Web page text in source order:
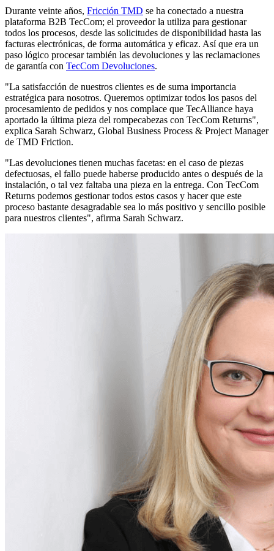
Durante veinte años, Fricción TMD se ha conectado a nuestra
plataforma B2B TecCom; el proveedor la utiliza para gestionar
todos los procesos, desde las solicitudes de disponibilidad hasta las
facturas electrónicas, de forma automática y eficaz. Así que era un
paso lógico procesar también las devoluciones y las reclamaciones
de garantía con TecCom Devoluciones.
"La satisfacción de nuestros clientes es de suma importancia
estratégica para nosotros. Queremos optimizar todos los pasos del
procesamiento de pedidos y nos complace que TecAlliance haya
aportado la última pieza del rompecabezas con TecCom Returns",
explica Sarah Schwarz, Global Business Process & Project Manager
de TMD Friction.
"Las devoluciones tienen muchas facetas: en el caso de piezas
defectuosas, el fallo puede haberse producido antes o después de la
instalación, o tal vez faltaba una pieza en la entrega. Con TecCom
Returns podemos gestionar todos estos casos y hacer que este
proceso bastante desagradable sea lo más positivo y sencillo posible
para nuestros clientes", afirma Sarah Schwarz.